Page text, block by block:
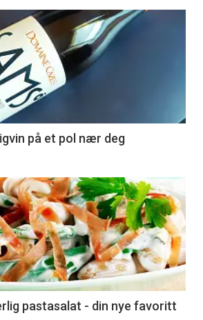
på et pol nær deg
pastasalat - din nye favoritt